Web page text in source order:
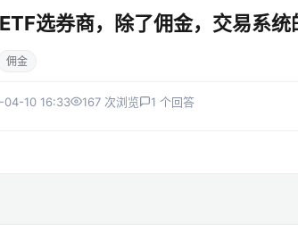
选券商，除了佣金，交易系统
佣金
04-10 16:33 167 次浏览 1 个回答